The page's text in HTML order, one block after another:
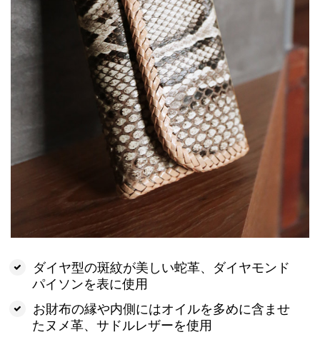
ダイヤ型の斑紋が美しい蛇革、ダイヤモンド
パイソンを表に使用
お財布の縁や内側にはオイルを多めに含ませ
たヌメ革、サドルレザーを使用